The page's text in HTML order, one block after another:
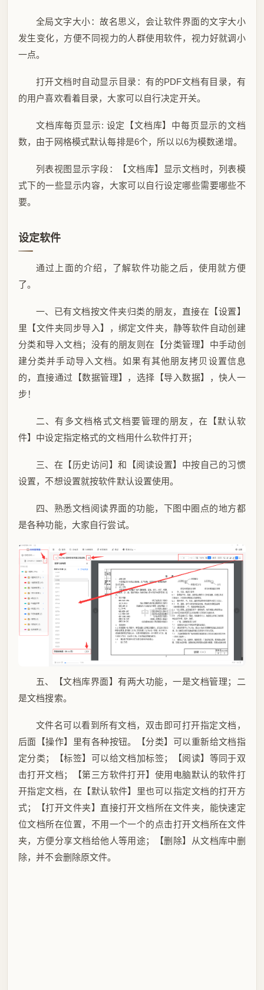
全局文字大小：故名思义，会让软件界面的文字大小
发生变化，方便不同视力的人群使用软件，视力好就调小
一点。
打开文档时自动显示目录：有的PDF文档有目录，有
的用户喜欢看着目录，大家可以自行决定开关。
文档库每页显示: 设定【文档库】中每页显示的文档
数，由于网格模式默认每排是6个，所以以6为模数递增。
列表视图显示字段：【文档库】显示文档时，列表模
式下的一些显示内容，大家可以自行设定哪些需要哪些不
要。
设定软件
通过上面的介绍，了解软件功能之后，使用就方便
了。
一、已有文档按文件夹归类的朋友，直接在【设置】
里【文件夹同步导入】，绑定文件夹，静等软件自动创建
分类和导入文档；没有的朋友则在【分类管理】中手动创
建分类并手动导入文档。如果有其他朋友拷贝设置信息
的，直接通过【数据管理】，选择【导入数据】，快人一
步！
二、有多文档格式文档要管理的朋友，在【默认软
件】中设定指定格式的文档用什么软件打开；
三、在【历史访问】和【阅读设置】中按自己的习惯
设置，不想设置就按软件默认设置使用。
四、熟悉文档阅读界面的功能，下图中圈点的地方都
是各种功能，大家自行尝试。
五、【文档库界面】有两大功能，一是文档管理；二
是文档搜索。
文件名可以看到所有文档，双击即可打开指定文档，
后面【操作】里有各种按钮。【分类】可以重新给文档指
定分类；【标签】可以给文档加标签；【阅读】等同于双
击打开文档；【第三方软件打开】使用电脑默认的软件打
开指定文档，在【默认软件】里也可以指定文档的打开方
式；【打开文件夹】直接打开文档所在文件夹，能快速定
位文档所在位置，不用一个一个的点击打开文档所在文件
夹，方便分享文档给他人等用途；【删除】从文档库中删
除，并不会删除原文件。